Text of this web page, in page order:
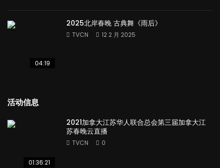
04:19
2025北岸春晚 古典舞《雨后》
TVCN 12 2 月 2025
活动信息
01:36:21
2021加拿大江苏华人联合总会第三届加拿大江
苏春晚云直播
TVCN 0